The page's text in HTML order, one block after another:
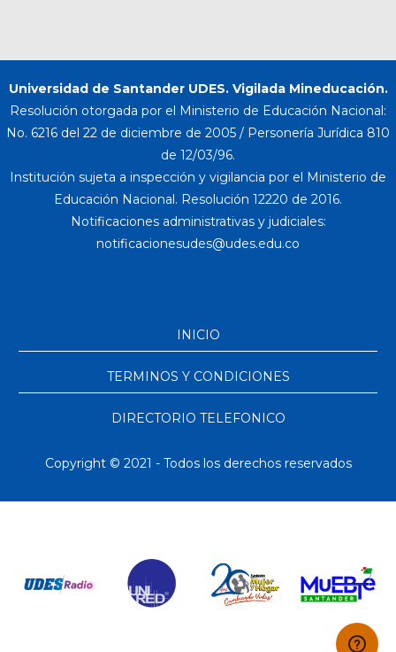
Universidad de Santander UDES. Vigilada Mineducación.
Resolución otorgada por el Ministerio de Educación Nacional:
No. 6216 del 22 de diciembre de 2005 / Personería Jurídica 810
de 12/03/96.
Institución sujeta a inspección y vigilancia por el Ministerio de
Educación Nacional. Resolución 12220 de 2016.
Notificaciones administrativas y judiciales:
INICIO
TERMINOS Y CONDICIONES
DIRECTORIO TELEFONICO
Copyright © 2021 - Todos los derechos reservados